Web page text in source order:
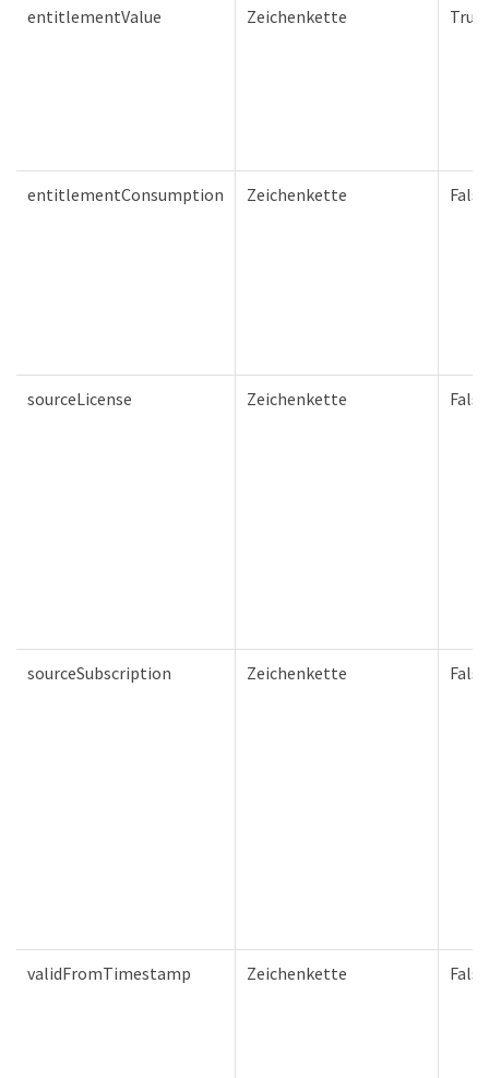
entitlementValue Zeichenkette True
entitlementConsumption Zeichenkette
sourceLicense Zeichenkette
sourceSubscription Zeichenkette
validFromTimestamp Zeichenkette